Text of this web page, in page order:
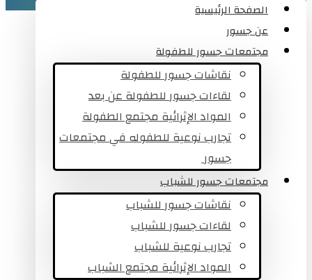
الصفحة الرئيسية
عن جسور
مجتمعات جسور للطفولة
نقاشات جسور للطفولة
لقاءات جسور للطفولة عن بعد
المواد الإثرائية مجتمع الطفولة
تجارب نوعية للطفوله في مجتمعات
جسور ​
مجتمعات جسور للشباب
نقاشات جسور للشباب
لقاءات جسور للشباب
تجارب نوعية للشباب​
المواد الإثرائية مجتمع الشباب